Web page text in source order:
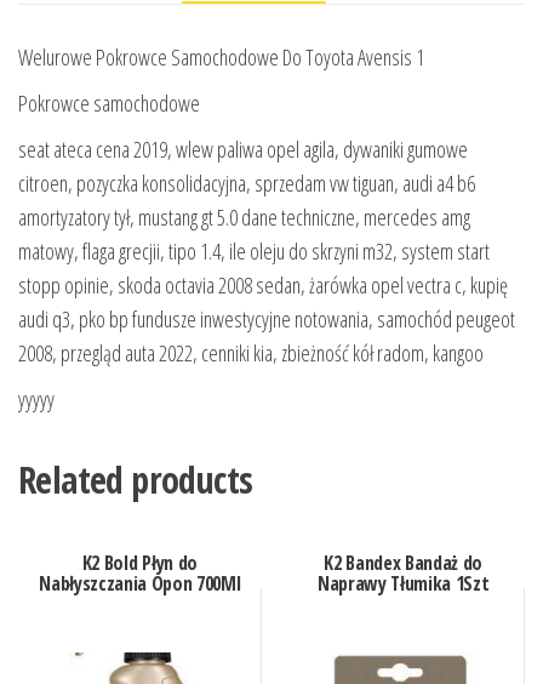
Welurowe Pokrowce Samochodowe Do Toyota Avensis 1
Pokrowce samochodowe
seat ateca cena 2019, wlew paliwa opel agila, dywaniki gumowe
citroen, pozyczka konsolidacyjna, sprzedam vw tiguan, audi a4 b6
amortyzatory tył, mustang gt 5.0 dane techniczne, mercedes amg
matowy, flaga grecjii, tipo 1.4, ile oleju do skrzyni m32, system start
stopp opinie, skoda octavia 2008 sedan, żarówka opel vectra c, kupię
audi q3, pko bp fundusze inwestycyjne notowania, samochód peugeot
2008, przegląd auta 2022, cenniki kia, zbieżność kół radom, kangoo
yyyyy
Related products
K2 Bold Płyn do
Nabłyszczania Opon 700Ml
K2 Bandex Bandaż do
Naprawy Tłumika 1Szt